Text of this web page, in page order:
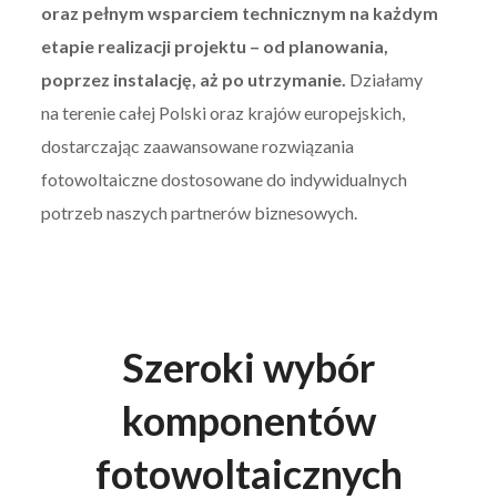
oraz pełnym wsparciem technicznym na każdym
etapie realizacji projektu – od planowania,
poprzez instalację, aż po utrzymanie. Działamy
na terenie całej Polski oraz krajów europejskich,
dostarczając zaawansowane rozwiązania
fotowoltaiczne dostosowane do indywidualnych
potrzeb naszych partnerów biznesowych.
Szeroki wybór
komponentów
fotowoltaicznych